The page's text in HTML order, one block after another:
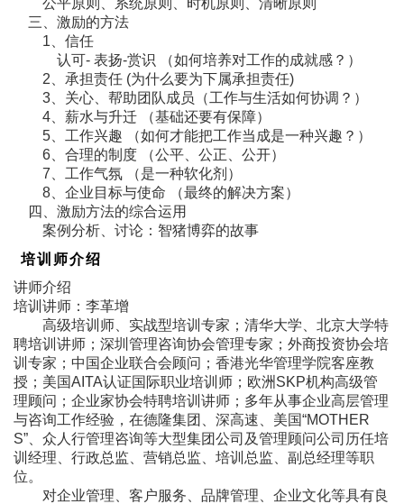
三、激励的方法
1、信任
认可- 表扬-赏识 （如何培养对工作的成就感？）
2、承担责任 (为什么要为下属承担责任)
3、关心、帮助团队成员（工作与生活如何协调？）
4、薪水与升迁 （基础还要有保障）
5、工作兴趣 （如何才能把工作当成是一种兴趣？）
6、合理的制度 （公平、公正、公开）
7、工作气氛 （是一种软化剂）
8、企业目标与使命 （最终的解决方案）
四、激励方法的综合运用
案例分析、讨论：智猪博弈的故事
培训师介绍
讲师介绍
培训讲师：李革增
高级培训师、实战型培训专家；清华大学、北京大学特
聘培训讲师；深圳管理咨询协会管理专家；外商投资协会培
训专家；中国企业联合会顾问；香港光华管理学院客座教
授；美国AITA认证国际职业培训师；欧洲SKP机构高级管
理顾问；企业家协会特聘培训讲师；多年从事企业高层管理
与咨询工作经验，在德隆集团、深高速、美国“MOTHER
S”、众人行管理咨询等大型集团公司及管理顾问公司历任培
训经理、行政总监、营销总监、培训总监、副总经理等职
位。
对企业管理、客户服务、品牌管理、企业文化等具有良